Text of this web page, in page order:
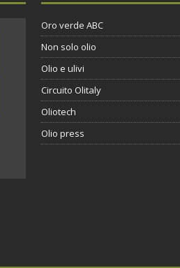
Oro verde ABC
Non solo olio
Olio e ulivi
Circuito Olitaly
Oliotech
Olio press